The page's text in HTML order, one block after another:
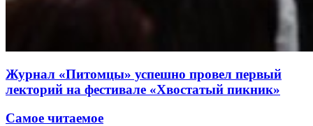
Журнал «Питомцы» успешно провел первый
лекторий на фестивале «Хвостатый пикник»
Самое читаемое